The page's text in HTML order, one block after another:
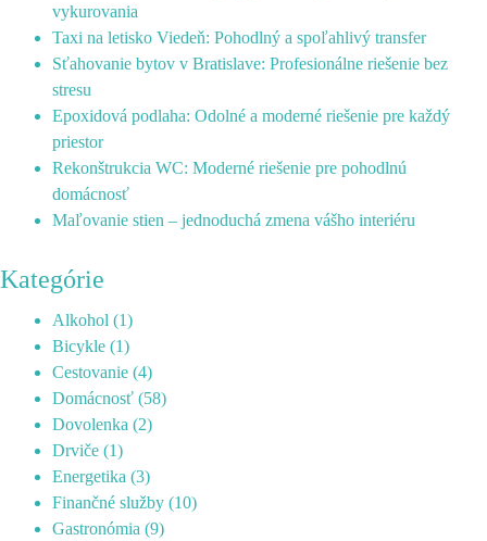
vykurovania
Taxi na letisko Viedeň: Pohodlný a spoľahlivý transfer
Sťahovanie bytov v Bratislave: Profesionálne riešenie bez
stresu
Epoxidová podlaha: Odolné a moderné riešenie pre každý
priestor
Rekonštrukcia WC: Moderné riešenie pre pohodlnú
domácnosť
Maľovanie stien – jednoduchá zmena vášho interiéru
Kategórie
Alkohol (1)
Bicykle (1)
Cestovanie (4)
Domácnosť (58)
Dovolenka (2)
Drviče (1)
Energetika (3)
Finančné služby (10)
Gastronómia (9)